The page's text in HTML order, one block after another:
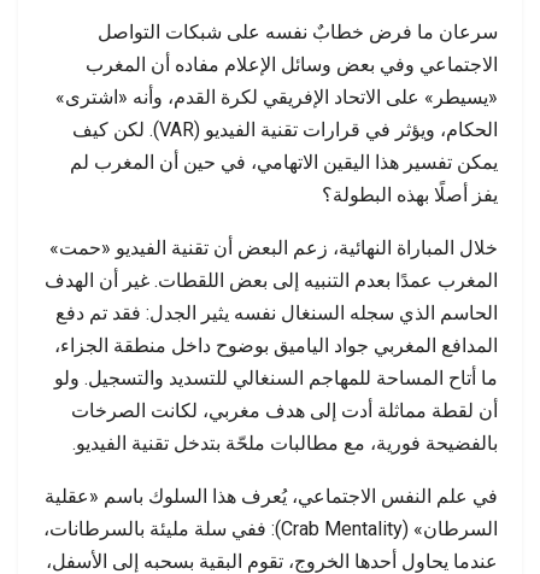
سرعان ما فرض خطابٌ نفسه على شبكات التواصل
الاجتماعي وفي بعض وسائل الإعلام مفاده أن المغرب
«يسيطر» على الاتحاد الإفريقي لكرة القدم، وأنه «اشترى»
الحكام، ويؤثر في قرارات تقنية الفيديو (VAR). لكن كيف
يمكن تفسير هذا اليقين الاتهامي، في حين أن المغرب لم
يفز أصلًا بهذه البطولة؟
خلال المباراة النهائية، زعم البعض أن تقنية الفيديو «حمت»
المغرب عمدًا بعدم التنبيه إلى بعض اللقطات. غير أن الهدف
الحاسم الذي سجله السنغال نفسه يثير الجدل: فقد تم دفع
المدافع المغربي جواد الياميق بوضوح داخل منطقة الجزاء،
ما أتاح المساحة للمهاجم السنغالي للتسديد والتسجيل. ولو
أن لقطة مماثلة أدت إلى هدف مغربي، لكانت الصرخات
بالفضيحة فورية، مع مطالبات ملحّة بتدخل تقنية الفيديو.
في علم النفس الاجتماعي، يُعرف هذا السلوك باسم «عقلية
السرطان» (Crab Mentality): ففي سلة مليئة بالسرطانات،
عندما يحاول أحدها الخروج، تقوم البقية بسحبه إلى الأسفل،